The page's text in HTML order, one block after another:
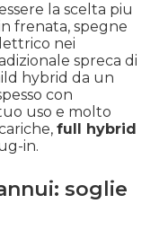
la scelta piu
frenata, spegne
nei
spreca di
hybrid da un
con
uso e molto
full hybrid
in.
soglie